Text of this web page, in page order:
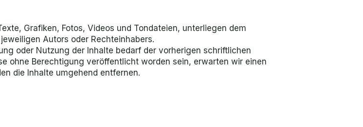
Grafiken, Fotos, Videos und Tondateien, unterliegen dem
Autors oder Rechteinhabers.
oder Nutzung der Inhalte bedarf der vorherigen schriftlichen
ohne Berechtigung veröffentlicht worden sein, erwarten wir einen
die Inhalte umgehend entfernen.